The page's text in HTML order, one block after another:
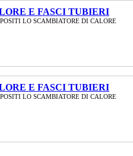
E FASCI TUBIERI
LO SCAMBIATORE DI CALORE
E FASCI TUBIERI
LO SCAMBIATORE DI CALORE